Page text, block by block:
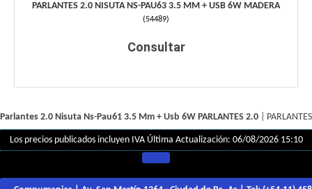
PARLANTES 2.0 NISUTA NS-PAU63 3.5 MM + USB 6W MADERA
(54489)
Consultar
Parlantes 2.0 Nisuta Ns-Pau61 3.5 Mm + Usb 6W PARLANTES 2.0 PARLANTES
Los precios publicados incluyen IVA Última Actualización: 06/08/2026 15:10